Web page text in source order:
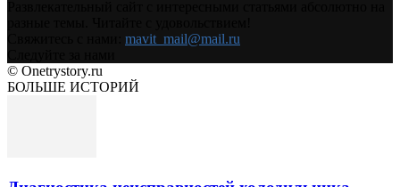
mavit_mail@mail.ru
© Onetrystory.ru
БОЛЬШЕ ИСТОРИЙ